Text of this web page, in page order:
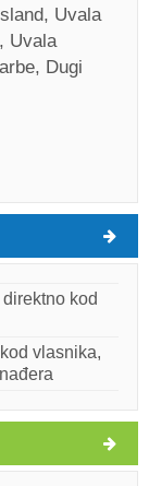
Uvala
Uvala
Dugi
kod
vlasnika,